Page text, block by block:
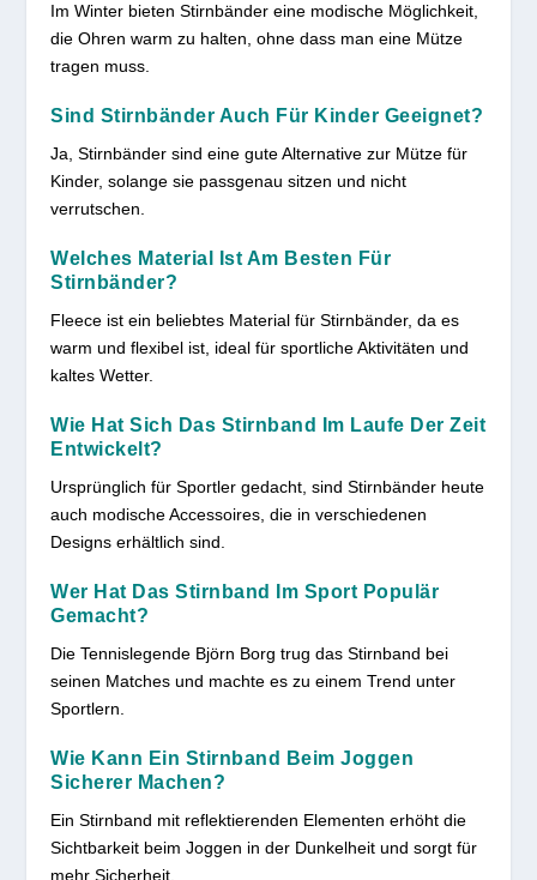
Im Winter bieten Stirnbänder eine modische Möglichkeit,
die Ohren warm zu halten, ohne dass man eine Mütze
tragen muss.
Sind Stirnbänder Auch Für Kinder Geeignet?
Ja, Stirnbänder sind eine gute Alternative zur Mütze für
Kinder, solange sie passgenau sitzen und nicht
verrutschen.
Welches Material Ist Am Besten Für
Stirnbänder?
Fleece ist ein beliebtes Material für Stirnbänder, da es
warm und flexibel ist, ideal für sportliche Aktivitäten und
kaltes Wetter.
Wie Hat Sich Das Stirnband Im Laufe Der Zeit
Entwickelt?
Ursprünglich für Sportler gedacht, sind Stirnbänder heute
auch modische Accessoires, die in verschiedenen
Designs erhältlich sind.
Wer Hat Das Stirnband Im Sport Populär
Gemacht?
Die Tennislegende Björn Borg trug das Stirnband bei
seinen Matches und machte es zu einem Trend unter
Sportlern.
Wie Kann Ein Stirnband Beim Joggen
Sicherer Machen?
Ein Stirnband mit reflektierenden Elementen erhöht die
Sichtbarkeit beim Joggen in der Dunkelheit und sorgt für
mehr Sicherheit.